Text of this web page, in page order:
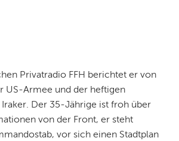
Privatradio FFH berichtet er von
US-Armee und der heftigen
Der 35-Jährige ist froh über
von der Front, er steht
vor sich einen Stadtplan